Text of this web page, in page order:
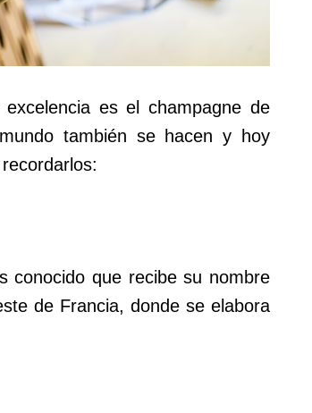
es el champagne de
también se hacen y hoy
conocido que recibe su nombre
de Francia, donde se elabora